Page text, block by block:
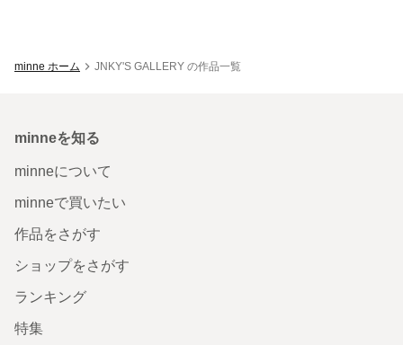
minne ホーム JNKY'S GALLERY の作品一覧
minneを知る
minneについて
minneで買いたい
作品をさがす
ショップをさがす
ランキング
特集